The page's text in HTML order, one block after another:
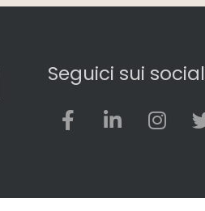
Seguici sui social